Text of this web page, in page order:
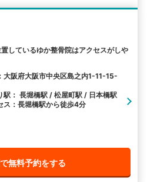
しているゆか整骨院はアクセスがしや
大阪府大阪市中央区島之内1-11-15-
駅： 長堀橋駅 / 松屋町駅 / 日本橋駅
ス：長堀橋駅から徒歩4分
無料予約をする